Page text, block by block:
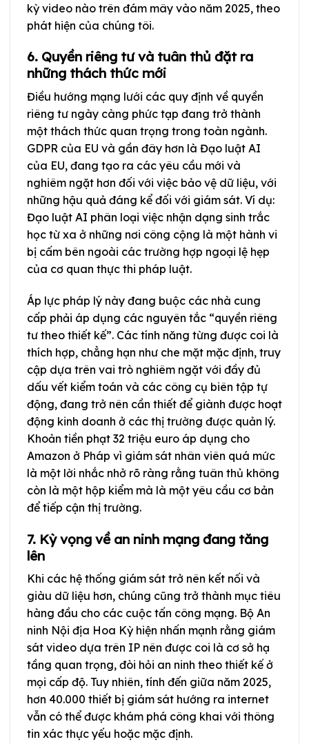
kỳ video nào trên đám mây vào năm 2025, theo
phát hiện của chúng tôi.
6. Quyền riêng tư và tuân thủ đặt ra
những thách thức mới
Điều hướng mạng lưới các quy định về quyền
riêng tư ngày càng phức tạp đang trở thành
một thách thức quan trọng trong toàn ngành.
GDPR của EU và gần đây hơn là Đạo luật AI
của EU, đang tạo ra các yêu cầu mới và
nghiêm ngặt hơn đối với việc bảo vệ dữ liệu, với
những hậu quả đáng kể đối với giám sát. Ví dụ:
Đạo luật AI phân loại việc nhận dạng sinh trắc
học từ xa ở những nơi công cộng là một hành vi
bị cấm bên ngoài các trường hợp ngoại lệ hẹp
của cơ quan thực thi pháp luật.
Áp lực pháp lý này đang buộc các nhà cung
cấp phải áp dụng các nguyên tắc “quyền riêng
tư theo thiết kế”. Các tính năng từng được coi là
thích hợp, chẳng hạn như che mặt mặc định, truy
cập dựa trên vai trò nghiêm ngặt với đầy đủ
dấu vết kiểm toán và các công cụ biên tập tự
động, đang trở nên cần thiết để giành được hoạt
động kinh doanh ở các thị trường được quản lý.
Khoản tiền phạt 32 triệu euro áp dụng cho
Amazon ở Pháp vì giám sát nhân viên quá mức
là một lời nhắc nhở rõ ràng rằng tuân thủ không
còn là một hộp kiểm mà là một yêu cầu cơ bản
để tiếp cận thị trường.
7. Kỳ vọng về an ninh mạng đang tăng
lên
Khi các hệ thống giám sát trở nên kết nối và
giàu dữ liệu hơn, chúng cũng trở thành mục tiêu
hàng đầu cho các cuộc tấn công mạng. Bộ An
ninh Nội địa Hoa Kỳ hiện nhấn mạnh rằng giám
sát video dựa trên IP nên được coi là cơ sở hạ
tầng quan trọng, đòi hỏi an ninh theo thiết kế ở
mọi cấp độ. Tuy nhiên, tính đến giữa năm 2025,
hơn 40.000 thiết bị giám sát hướng ra internet
vẫn có thể được khám phá công khai với thông
tin xác thực yếu hoặc mặc định.